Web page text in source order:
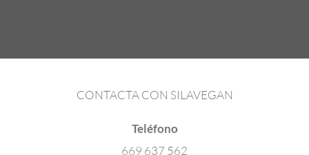
CONTACTA CON SILAVEGAN
Teléfono
669 637 562